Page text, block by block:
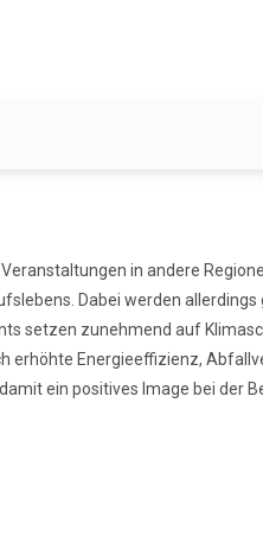
in andere
Dabei werden allerdings
setzen zunehmend auf
erhöhte Energieeffizienz,
ein positives Image bei der